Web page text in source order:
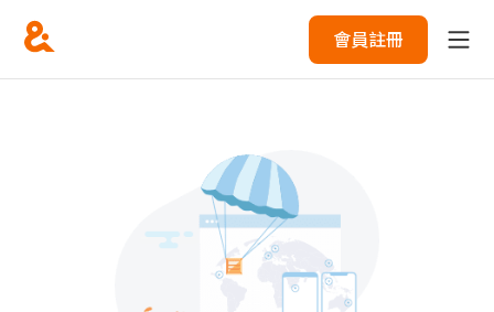
會員註冊